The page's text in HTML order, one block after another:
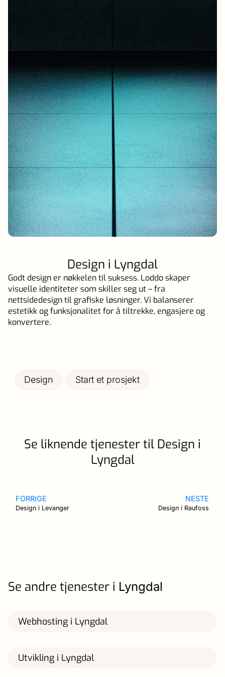
Design i Lyngdal
Godt design er nøkkelen til suksess. Loddo skaper
visuelle identiteter som skiller seg ut – fra
nettsidedesign til grafiske løsninger. Vi balanserer
estetikk og funksjonalitet for å tiltrekke, engasjere og
konvertere.
Design Start et prosjekt
Se liknende tjenester til Design i
Lyngdal
FORRIGE
Design i Levanger
NESTE
Design i Raufoss
Se andre tjenester i Lyngdal
Webhosting i Lyngdal
Utvikling i Lyngdal